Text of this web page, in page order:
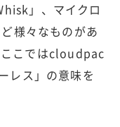
」、マイクロ
様々なものがあ
ここではcloudpac
レス」の意味を